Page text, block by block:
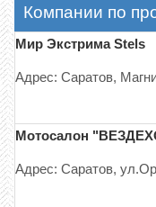
Компании по
Мир Экстрима Stels
Адрес: Саратов,
Мотосалон
Адрес: Саратов,